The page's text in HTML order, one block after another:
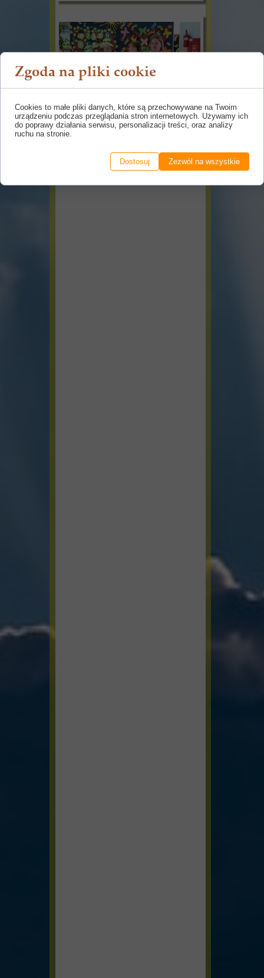
Zgoda na pliki cookie
Cookies to małe pliki danych, które są przechowywane na Twoim
urządzeniu podczas przeglądania stron internetowych. Używamy ich
do poprawy działania serwisu, personalizacji treści, oraz analizy
ruchu na stronie.
Dostosuj Zezwól na wszystkie